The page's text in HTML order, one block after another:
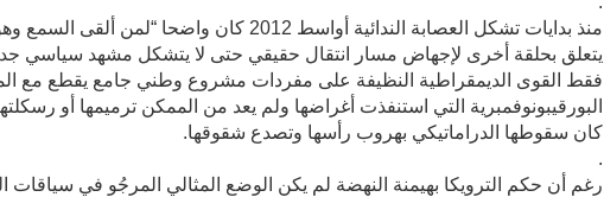
منذ بدايات تشكل العصابة الندائية أواسط 2012 كان واضحا
يتعلق بحلقة أخرى لإجهاض مسار انتقال حقيقي حتى لا يتشكل مشهد سياسي
فقط القوى الديمقراطية النظيفة على مفردات مشروع وطني جامع يقطع مع
البورقيبونوفمبرية التي استنفذت أغراضها ولم يعد من الممكن ترميمها أو
كان سقوطها الدراماتيكي بهروب رأسها وتصدع شقوقها.
.
رغم أن حكم الترويكا بهيمنة النهضة لم يكن الوضع المثالي المرجُو في سياقات